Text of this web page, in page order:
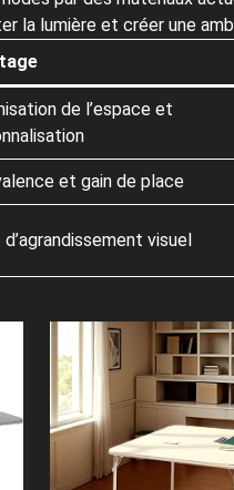
la lumière et créer une
de l’espace et
et gain de place
visuel